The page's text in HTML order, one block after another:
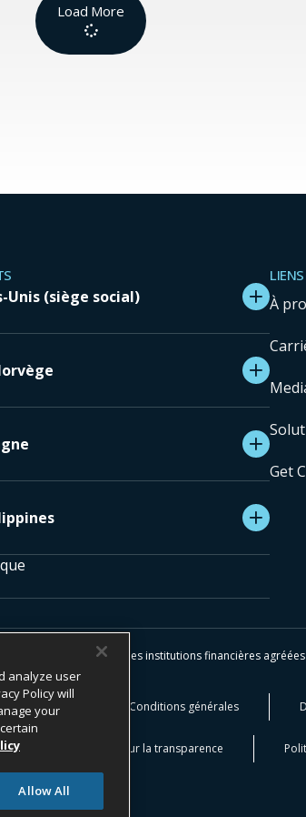
Load More
Unis (siège social) À
Get
facilités et traités par des institutions financières
légales Conditions générales
Loi sur la transparence
analyze user
Policy will
your
Allow All